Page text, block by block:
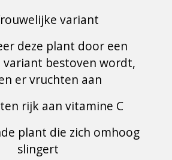
variant
deze plant door een
variant bestoven wordt,
er vruchten aan
rijk aan vitamine C
plant die zich omhoog
slingert